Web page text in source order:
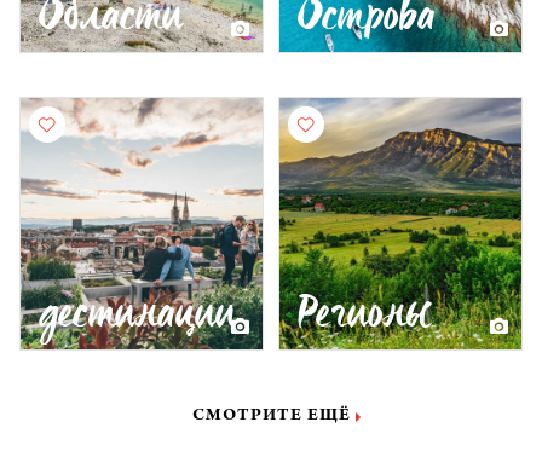
дестинации Регионы
СМОТРИТЕ ЕЩЁ